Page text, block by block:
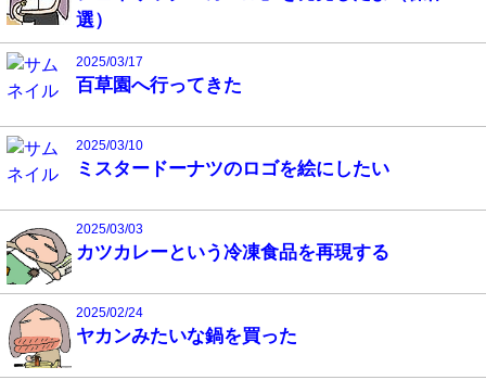
選）
2025/03/17
百草園へ行ってきた
2025/03/10
ミスタードーナツのロゴを絵にしたい
2025/03/03
カツカレーという冷凍食品を再現する
2025/02/24
ヤカンみたいな鍋を買った